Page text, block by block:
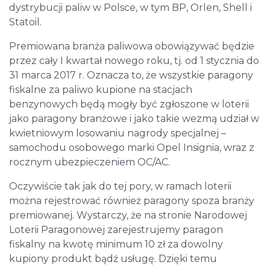
dystrybucji paliw w Polsce, w tym BP, Orlen, Shell i
Statoil.
Premiowana branża paliwowa obowiązywać będzie
przez cały I kwartał nowego roku, tj. od 1 stycznia do
31 marca 2017 r. Oznacza to, że wszystkie paragony
fiskalne za paliwo kupione na stacjach
benzynowych będą mogły być zgłoszone w loterii
jako paragony branżowe i jako takie wezmą udział w
kwietniowym losowaniu nagrody specjalnej –
samochodu osobowego marki Opel Insignia, wraz z
rocznym ubezpieczeniem OC/AC.
Oczywiście tak jak do tej pory, w ramach loterii
można rejestrować również paragony spoza branży
premiowanej. Wystarczy, że na stronie Narodowej
Loterii Paragonowej zarejestrujemy paragon
fiskalny na kwotę minimum 10 zł za dowolny
kupiony produkt bądź usługę. Dzięki temu